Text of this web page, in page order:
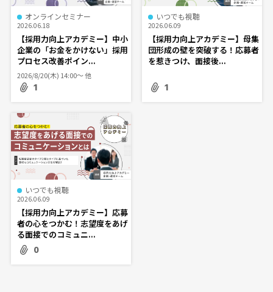
オンラインセミナー
2026.06.18
【採用力向上アカデミー】中小
企業の「お金をかけない」採用
プロセス改善ポイン...
2026/8/20(木) 14:00〜 他
1
いつでも視聴
2026.06.09
【採用力向上アカデミー】母集
団形成の壁を突破する！応募者
を惹きつけ、面接後...
1
いつでも視聴
2026.06.09
【採用力向上アカデミー】応募
者の心をつかむ！志望度をあげ
る面接でのコミュニ...
0